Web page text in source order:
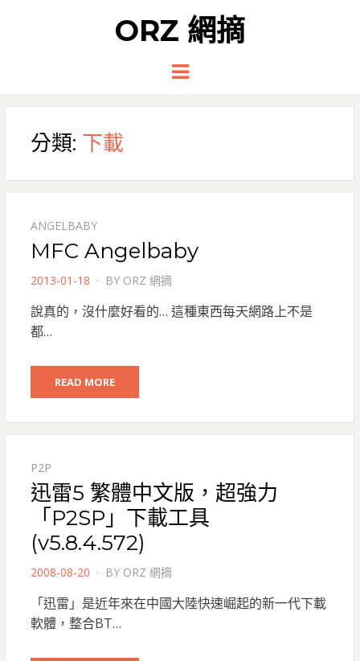
ORZ 網摘
Menu
分類: 下載
ANGELBABY
MFC Angelbaby
POSTED
2013-01-18 BY ORZ 網摘
說真的，沒什麼好看的… 這種東西每天網路上不是
都…
READ MORE
P2P
迅雷5 繁體中文版，超強力
「P2SP」下載工具
(v5.8.4.572)
POSTED
2008-08-20 BY ORZ 網摘
「迅雷」是近年來在中國大陸快速崛起的新一代下載
軟體，整合BT…